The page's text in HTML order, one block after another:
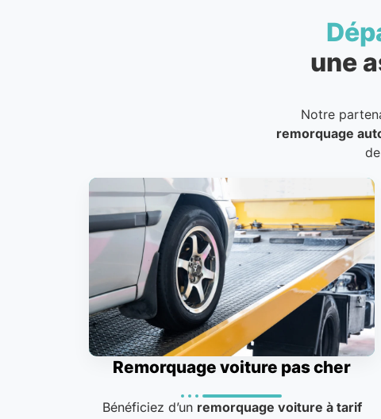
une
Notre
remorquage
Remorquage voiture pas cher
Bénéficiez d’un remorquage voiture à tarif